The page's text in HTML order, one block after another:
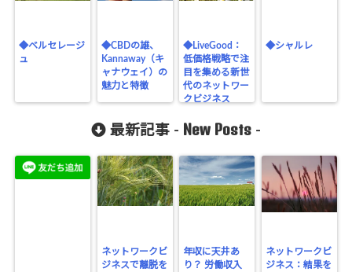
◆ベルセレージ
ュ
◆CBDの雄、
Kannaway（キ
ャナウェイ）の
魅力と特徴
◆LiveGood：
低価格戦略で注
目を集める新世
代のネットワー
クビジネス
◆シャルレ
最新記事 - New Posts -
ネットワークビ
ジネスで離脱を
年収に天井あ
り？ 労働収入
ネットワークビ
ジネス：結果を